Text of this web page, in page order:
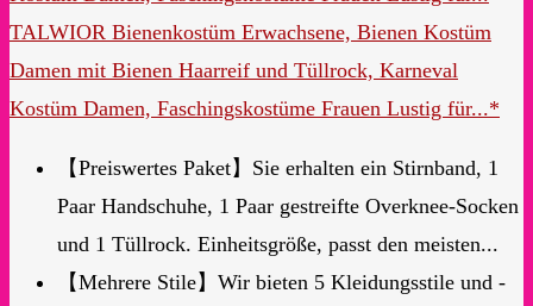
TALWIOR Bienenkostüm Erwachsene, Bienen Kostüm
Damen mit Bienen Haarreif und Tüllrock, Karneval
Kostüm Damen, Faschingskostüme Frauen Lustig für...*
【Preiswertes Paket】Sie erhalten ein Stirnband, 1
Paar Handschuhe, 1 Paar gestreifte Overknee-Socken
und 1 Tüllrock. Einheitsgröße, passt den meisten...
【Mehrere Stile】Wir bieten 5 Kleidungsstile und -